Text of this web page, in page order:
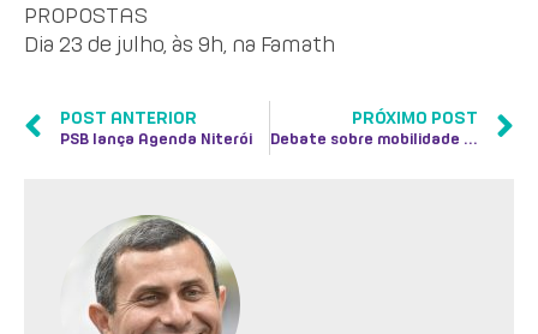
PROPOSTAS
Dia 23 de julho, às 9h, na Famath
POST ANTERIOR
PSB lança Agenda Niterói
PRÓXIMO POST
Debate sobre mobilidade marca primeira das 22 reuniões promovidas pelo PSB Niterói